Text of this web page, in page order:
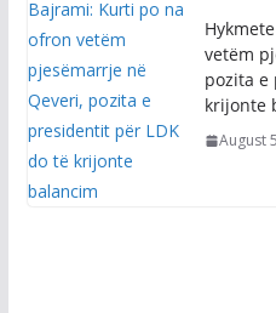
vetëm
pozita e
krijonte
August